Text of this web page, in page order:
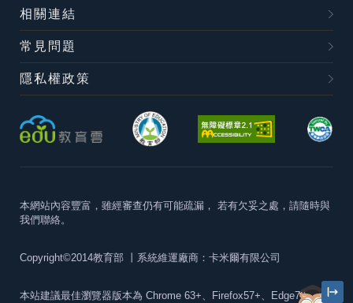
相關連結
常見問題
隱私權政策
本網站內容豐富，雖經審查仍有可能疏漏， 若有欠妥之處，請隨時與
我們聯絡。
Copyright©2014教育部 丨系統維運廠商：卡米爾有限公司
本站建議最佳瀏覽器版本為 Chrome 63+、Firefox57+、Edge79+及